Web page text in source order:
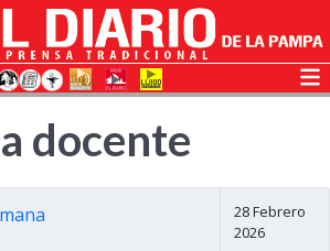
docente
28 Febrero
2026